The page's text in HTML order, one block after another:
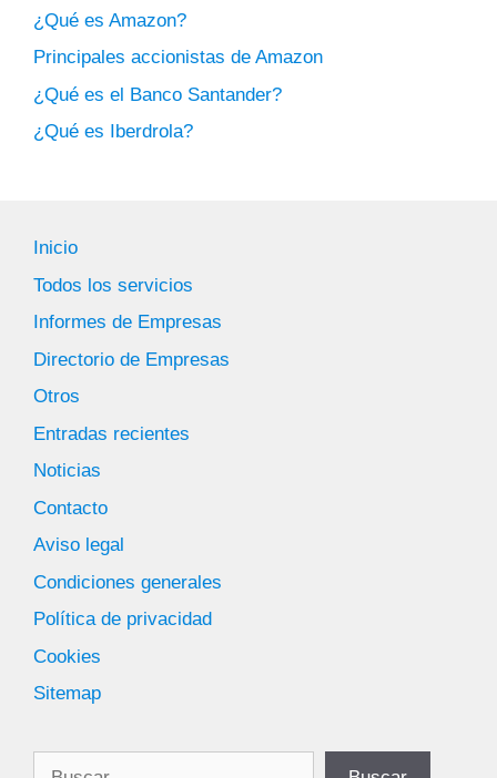
¿Qué es Amazon?
Principales accionistas de Amazon
¿Qué es el Banco Santander?
¿Qué es Iberdrola?
Inicio
Todos los servicios
Informes de Empresas
Directorio de Empresas
Otros
Entradas recientes
Noticias
Contacto
Aviso legal
Condiciones generales
Política de privacidad
Cookies
Sitemap